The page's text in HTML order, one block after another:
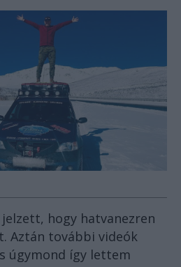
jelzett, hogy hatvanezren
Aztán további videók
úgymond így lettem